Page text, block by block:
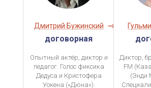
Дмитрий Бужинский
договорная
Опытный актёр, диктор и
педагог. Голос фиксика
Дедуса и Кристофера
Уокена («Дюна»).
Диктор,
FM
(Энди